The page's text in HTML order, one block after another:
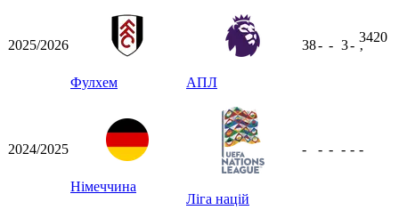
2025/2026
Фулхем АПЛ
38- - 3-
3420
ʼ
2024/2025
Німеччина
Ліга націй
- - - - - -